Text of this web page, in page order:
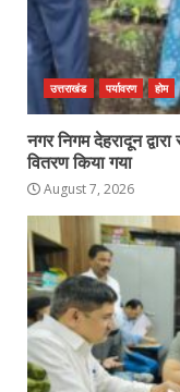
उत्तराखंड पर्यावरण होम
नगर निगम देहरादून
वितरण किया गया
August 7, 2026